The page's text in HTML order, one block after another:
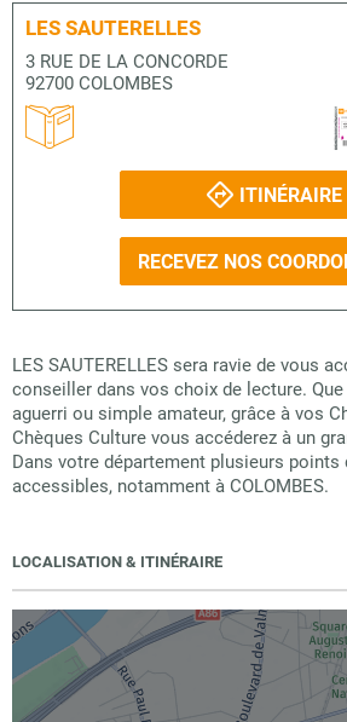
LES SAUTERELLES
3 RUE DE LA CONCORDE
92700 COLOMBES
ITINÉRAIRE
RECEVEZ NOS
LES SAUTERELLES sera ravie de vous
conseiller dans vos choix de lecture.
aguerri ou simple amateur, grâce à vos
Chèques Culture vous accéderez à un
Dans votre département plusieurs points
accessibles, notamment à COLOMBES.
LOCALISATION & ITINÉRAIRE